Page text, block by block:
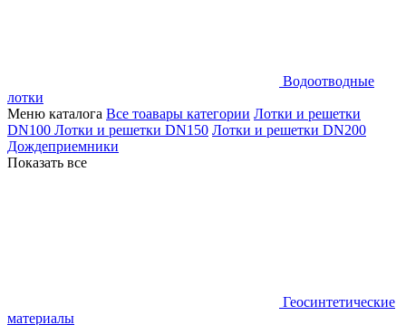
Водоотводные
лотки
Меню каталога Все тоавары категории Лотки и решетки
DN100 Лотки и решетки DN150 Лотки и решетки DN200
Дождеприемники
Показать все
Геосинтетические
материалы